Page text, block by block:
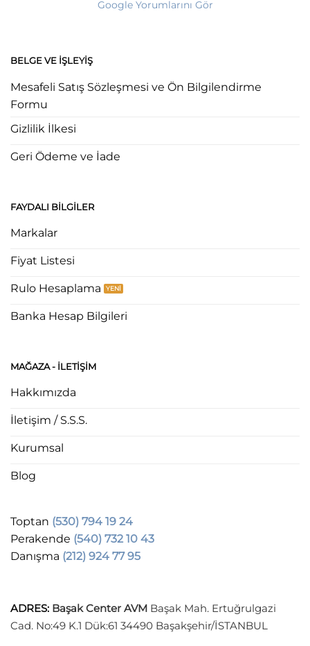
Google Yorumlarını Gör
BELGE VE İŞLEYIŞ
Mesafeli Satış Sözleşmesi ve Ön Bilgilendirme
Formu
Gizlilik İlkesi
Geri Ödeme ve İade
FAYDALI BILGILER
Markalar
Fiyat Listesi
Rulo Hesaplama
Banka Hesap Bilgileri
MAĞAZA - ILETIŞIM
Hakkımızda
İletişim / S.S.S.
Kurumsal
Blog
Toptan (530) 794 19 24
Perakende (540) 732 10 43
Danışma (212) 924 77 95
ADRES: Başak Center AVM Başak Mah. Ertuğrulgazi
Cad. No:49 K.1 Dük:61 34490 Başakşehir/İSTANBUL